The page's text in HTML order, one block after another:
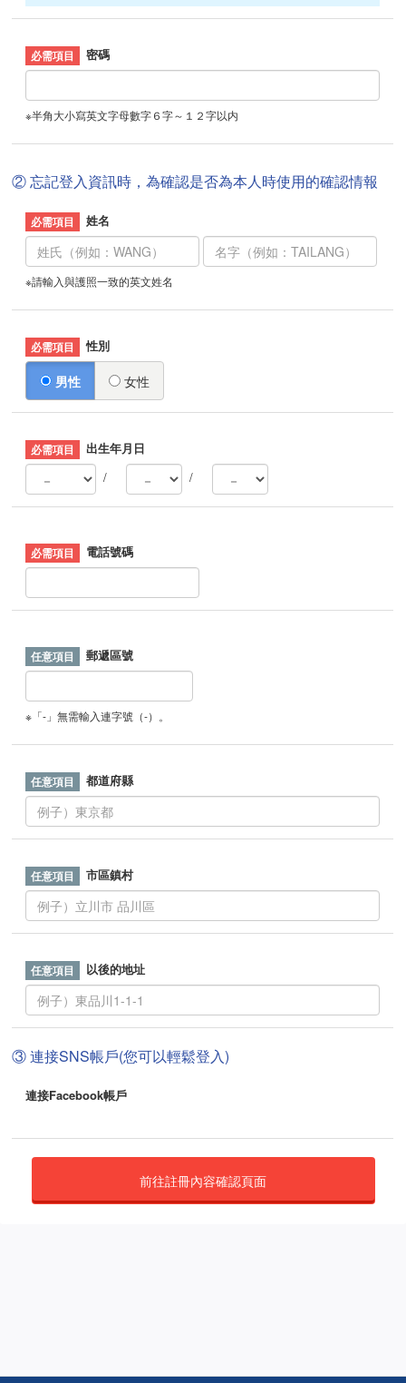
密碼
※半角大小寫英文字母數字６字～１２字以内
② 忘記登入資訊時，為確認是否為本人時使用的確認情報
姓名
※請輸入與護照一致的英文姓名
性別
男性 女性
出生年月日
/
/
電話號碼
郵遞區號
※「-」無需輸入連字號（-）。
都道府縣
市區鎮村
以後的地址
③ 連接SNS帳戶(您可以輕鬆登入)
連接Facebook帳戶